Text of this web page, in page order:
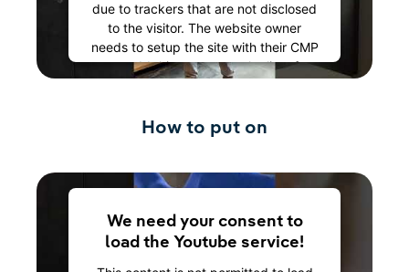
due to trackers that are not disclosed
to the visitor. The website owner
needs to setup the site with their CMP
to add this content to the list of
Powered by
Usercentrics Consent
Management Platform
How to put on
We need your consent to
load the Youtube service!